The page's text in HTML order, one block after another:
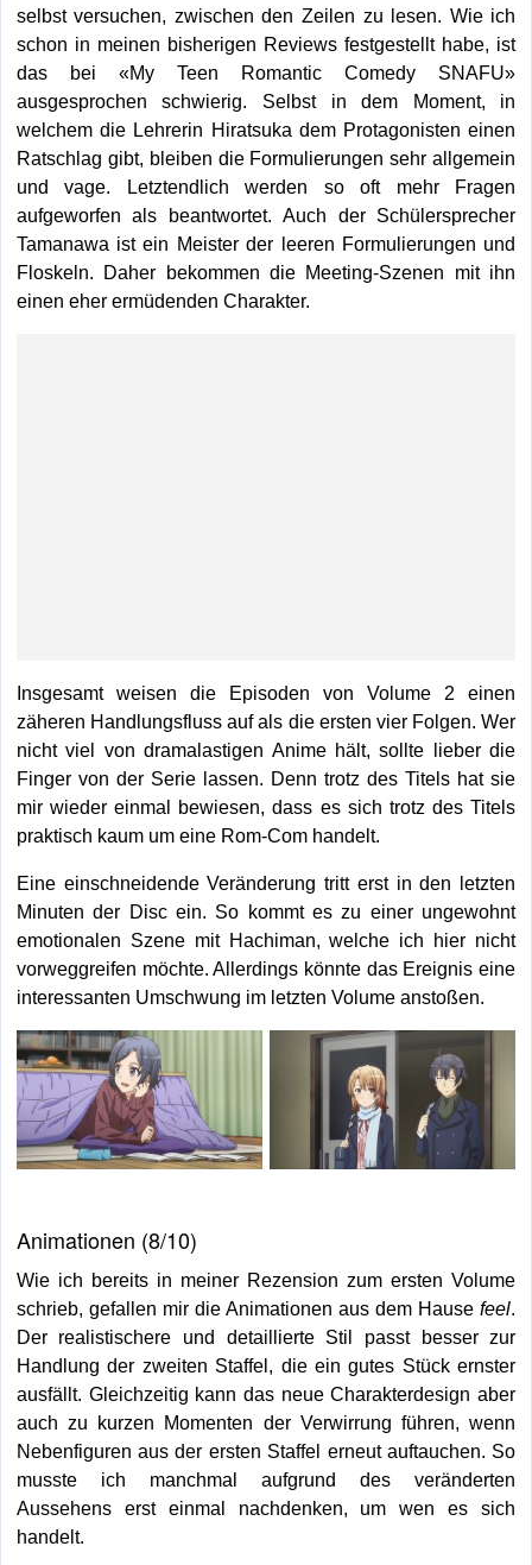
selbst versuchen, zwischen den Zeilen zu lesen. Wie ich
schon in meinen bisherigen Reviews festgestellt habe, ist
das bei «My Teen Romantic Comedy SNAFU»
ausgesprochen schwierig. Selbst in dem Moment, in
welchem die Lehrerin Hiratsuka dem Protagonisten einen
Ratschlag gibt, bleiben die Formulierungen sehr allgemein
und vage. Letztendlich werden so oft mehr Fragen
aufgeworfen als beantwortet. Auch der Schülersprecher
Tamanawa ist ein Meister der leeren Formulierungen und
Floskeln. Daher bekommen die Meeting-Szenen mit ihn
einen eher ermüdenden Charakter.
Insgesamt weisen die Episoden von Volume 2 einen
zäheren Handlungsfluss auf als die ersten vier Folgen. Wer
nicht viel von dramalastigen Anime hält, sollte lieber die
Finger von der Serie lassen. Denn trotz des Titels hat sie
mir wieder einmal bewiesen, dass es sich trotz des Titels
praktisch kaum um eine Rom-Com handelt.
Eine einschneidende Veränderung tritt erst in den letzten
Minuten der Disc ein. So kommt es zu einer ungewohnt
emotionalen Szene mit Hachiman, welche ich hier nicht
vorweggreifen möchte. Allerdings könnte das Ereignis eine
interessanten Umschwung im letzten Volume anstoßen.
Animationen (8/10)
Wie ich bereits in meiner Rezension zum ersten Volume
schrieb, gefallen mir die Animationen aus dem Hausefeel.
Der realistischere und detaillierte Stil passt besser zur
Handlung der zweiten Staffel, die ein gutes Stück ernster
ausfällt. Gleichzeitig kann das neue Charakterdesign aber
auch zu kurzen Momenten der Verwirrung führen, wenn
Nebenfiguren aus der ersten Staffel erneut auftauchen. So
musste ich manchmal aufgrund des veränderten
Aussehens erst einmal nachdenken, um wen es sich
handelt.